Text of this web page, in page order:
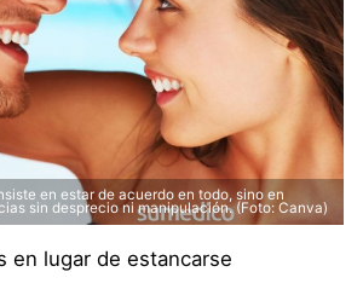
en estar de acuerdo en todo, sino en
sin desprecio ni manipulación. (Foto: Canva)
en lugar de estancarse